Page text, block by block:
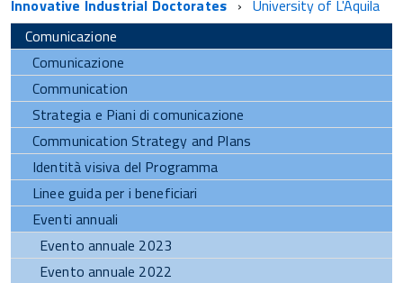
Innovative Industrial Doctorates
University of L'Aquila
Comunicazione
Comunicazione
Communication
Strategia e Piani di comunicazione
Communication Strategy and Plans
Identità visiva del Programma
Linee guida per i beneficiari
Eventi annuali
Evento annuale 2023
Evento annuale 2022